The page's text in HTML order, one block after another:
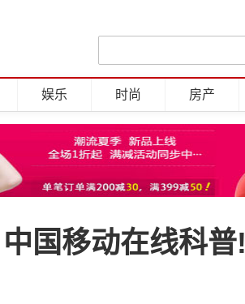
娱乐 时尚 房产
国移动在线科普!